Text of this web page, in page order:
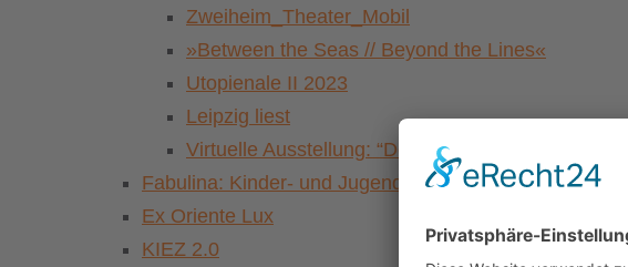
Zweiheim_Theater_Mobil
»Between the Seas // Beyond the Lines«
Utopienale II 2023
Leipzig liest
Virtuelle Ausstellung: “Der Pascha von Magdeburg”
Fabulina: Kinder- und Jugendkulturfestival
Ex Oriente Lux
KIEZ 2.0